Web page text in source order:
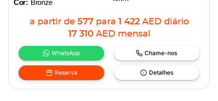
Cor: Bronze
a partir de 577 para 1 422 AED diário
17 310 AED mensal
WhatsApp Chame-nos
Reserva Detalhes